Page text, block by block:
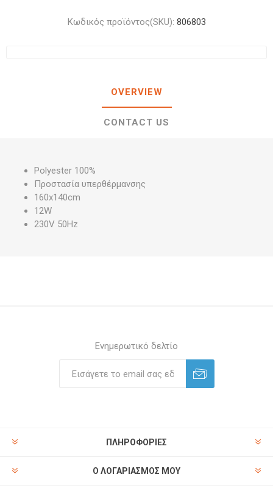
Κωδικός προϊόντος(SKU): 806803
OVERVIEW
CONTACT US
Polyester 100%
Προστασία υπερθέρμανσης
160x140cm
12W
230V 50Hz
Ενημερωτικό δελτίο
ΠΛΗΡΟΦΟΡΊΕΣ
Ο ΛΟΓΑΡΙΑΣΜΌΣ ΜΟΥ